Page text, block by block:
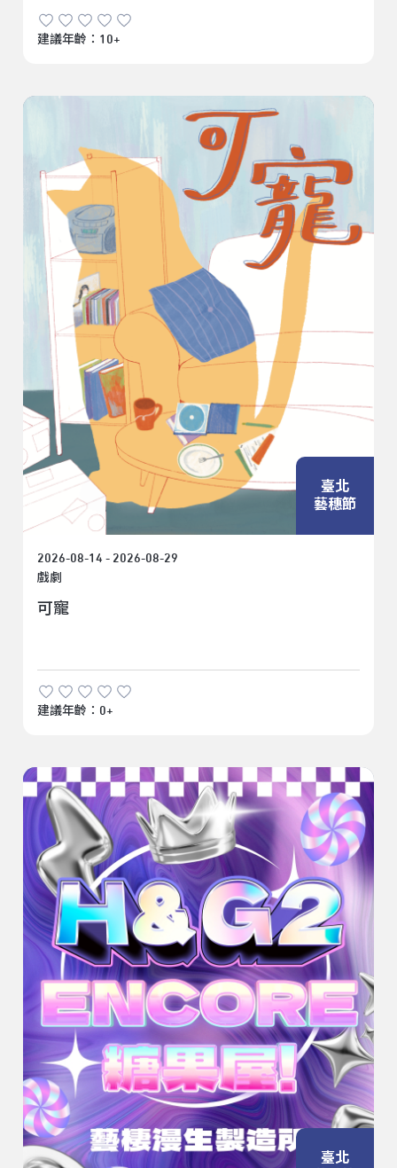
建議年齡：10+
臺北
藝穗節
2026-08-14 - 2026-08-29
戲劇
可寵
建議年齡：0+
臺北